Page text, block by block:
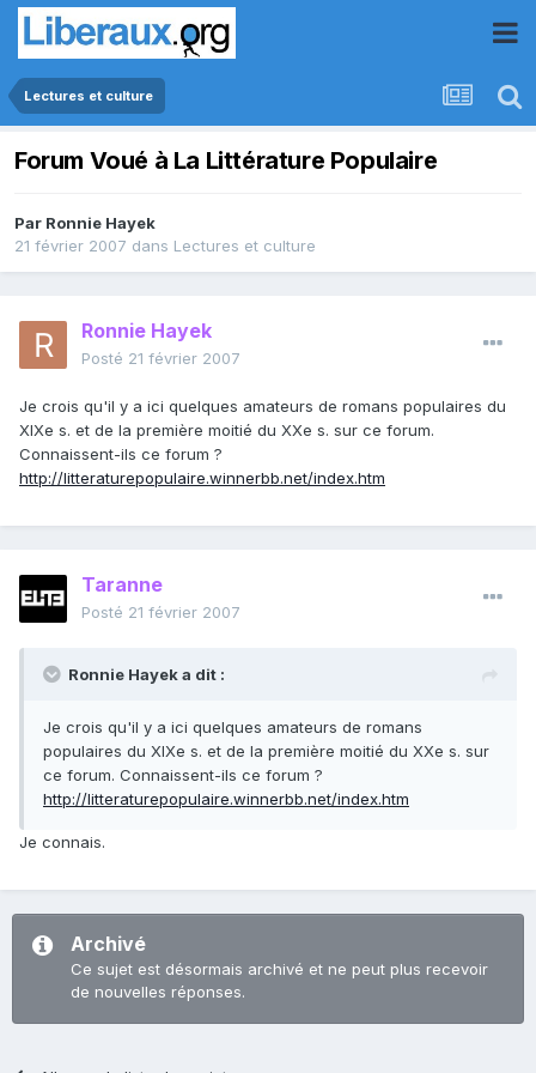
Lectures et culture
Forum Voué à La Littérature Populaire
Par Ronnie Hayek
21 février 2007 dans Lectures et culture
Ronnie Hayek
Posté 21 février 2007
Je crois qu'il y a ici quelques amateurs de romans populaires du
XIXe s. et de la première moitié du XXe s. sur ce forum.
Connaissent-ils ce forum ?
http://litteraturepopulaire.winnerbb.net/index.htm
Taranne
Posté 21 février 2007
Ronnie Hayek a dit :
Je crois qu'il y a ici quelques amateurs de romans
populaires du XIXe s. et de la première moitié du XXe s. sur
ce forum. Connaissent-ils ce forum ?
http://litteraturepopulaire.winnerbb.net/index.htm
Je connais.
Archivé
Ce sujet est désormais archivé et ne peut plus recevoir
de nouvelles réponses.